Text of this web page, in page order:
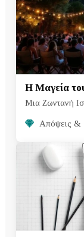
Η Μαγεία
Μια Ζωντανή
Απόψεις &